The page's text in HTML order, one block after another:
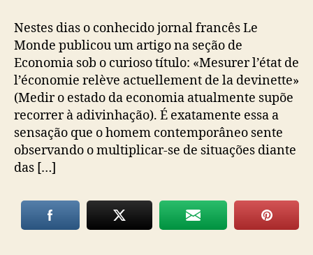
Nestes dias o conhecido jornal francês Le
Monde publicou um artigo na seção de
Economia sob o curioso título: «Mesurer l’état de
l’économie relève actuellement de la devinette»
(Medir o estado da economia atualmente supõe
recorrer à adivinhação). É exatamente essa a
sensação que o homem contemporâneo sente
observando o multiplicar-se de situações diante
das […]